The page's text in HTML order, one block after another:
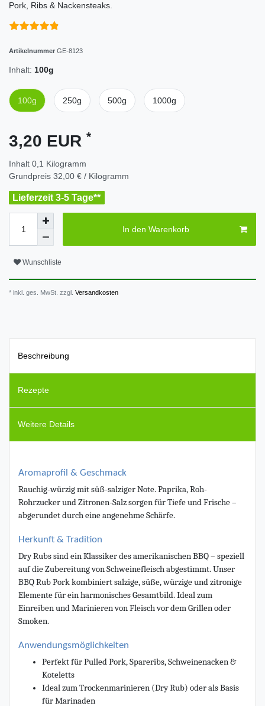
Pork, Ribs & Nackensteaks.
Artikelnummer GE-8123
Inhalt: 100g
100g 250g 500g 1000g
3,20 EUR *
Inhalt 0,1 Kilogramm
Grundpreis 32,00 € / Kilogramm
Lieferzeit 3-5 Tage**
In den Warenkorb
Wunschliste
* inkl. ges. MwSt. zzgl. Versandkosten
Beschreibung
Rezepte
Weitere Details
Aromaprofil & Geschmack
Rauchig-würzig mit süß-salziger Note. Paprika, Roh-
Rohrzucker und Zitronen-Salz sorgen für Tiefe und Frische –
abgerundet durch eine angenehme Schärfe.
Herkunft & Tradition
Dry Rubs sind ein Klassiker des amerikanischen BBQ – speziell
auf die Zubereitung von Schweinefleisch abgestimmt. Unser
BBQ Rub Pork kombiniert salzige, süße, würzige und zitronige
Elemente für ein harmonisches Gesamtbild. Ideal zum
Einreiben und Marinieren von Fleisch vor dem Grillen oder
Smoken.
Anwendungsmöglichkeiten
Perfekt für Pulled Pork, Spareribs, Schweinenacken &
Koteletts
Ideal zum Trockenmarinieren (Dry Rub) oder als Basis
für Marinaden